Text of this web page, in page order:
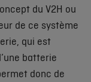
du V2H ou
de ce système
qui est
batterie
donc de